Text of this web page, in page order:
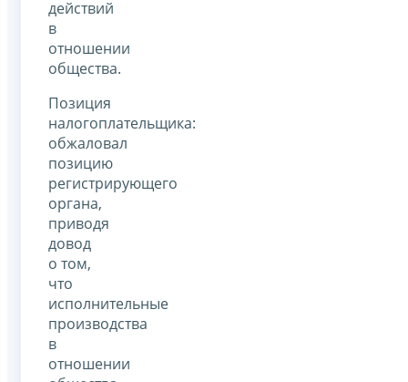
действий
в
отношении
общества.
Позиция
налогоплательщика:
обжаловал
позицию
регистрирующего
органа,
приводя
довод
о том,
что
исполнительные
производства
в
отношении